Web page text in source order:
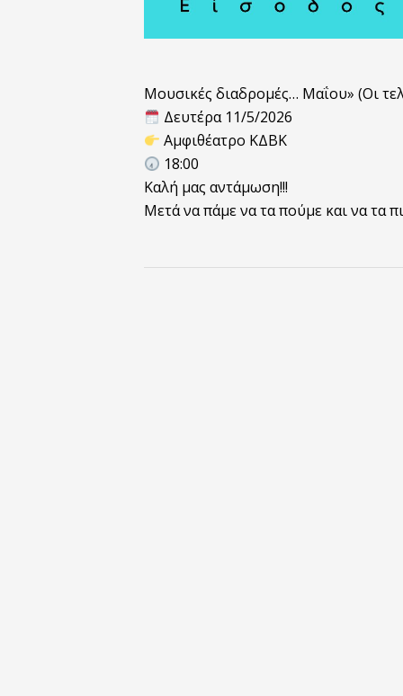
Μουσικές διαδρομές… Μαΐου» (Οι
️ Δευτέρα 11/5/2026
Αμφιθέατρο ΚΔΒΚ
18:00
Καλή μας αντάμωση!!!
Μετά να πάμε να τα πούμε και να τα